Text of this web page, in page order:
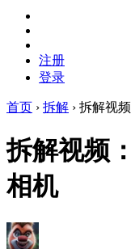
注册
登录
首页 › 拆解 › 拆解视
拆解视频
相机